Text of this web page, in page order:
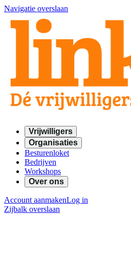
Navigatie overslaan
Vrijwilligers
Organisaties
Besturenloket
Bedrijven
Workshops
Over ons
Account aanmakenLog in
Zijbalk overslaan